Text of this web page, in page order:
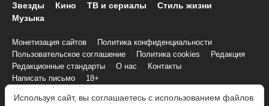
Звезды Кино ТВ и сериалы
Стиль жизни
Музыка
Монетизация сайтов
Политика конфиденциальности
Пользовательское соглашение
Политика cookies
Редакция
Редакционные стандарты
О нас
Контакты
Написать письмо
18+
Используя сайт, вы соглашаетесь с использованием файлов